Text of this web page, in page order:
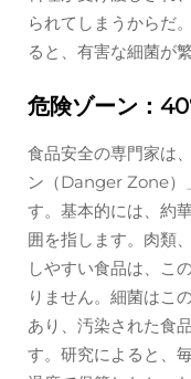
られてしまうからだ
ると、有害な細菌が
危険ゾーン：
食品安全の専門家は
ン（Danger Zone）
す。基本的には、約
囲を指します。肉類
しやすい食品は、こ
りません。細菌はこ
あり、汚染された食
す。研究によると、